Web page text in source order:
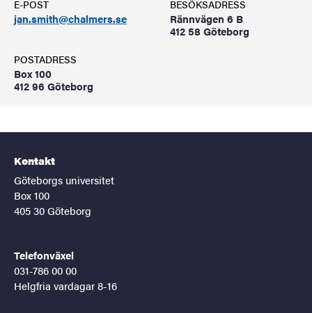
E-POST
jan.smith@chalmers.se
BESÖKSADRESS
Rännvägen 6 B
412 58 Göteborg
POSTADRESS
Box 100
412 96 Göteborg
Kontakt
Göteborgs universitet
Box 100
405 30 Göteborg
Telefonväxel
031-786 00 00
Helgfria vardagar 8-16